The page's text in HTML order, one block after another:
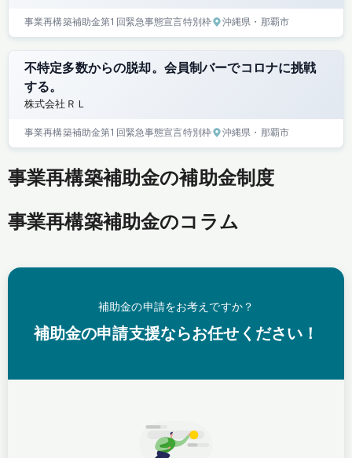
事業再構築補助金第1回緊急事態宣言特別枠 沖縄県 ・那覇市
不特定多数からの脱却。会員制バーでコロナに挑戦
する。
株式会社ＲＬ
事業再構築補助金第1回緊急事態宣言特別枠 沖縄県 ・那覇市
事業再構築補助金の補助金制度
事業再構築補助金のコラム
補助金の申請をお考えですか？
補助金の申請支援ならお任せください！